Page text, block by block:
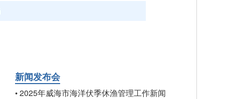
新闻发布会
•2025年威海市海洋伏季休渔管理工作新闻